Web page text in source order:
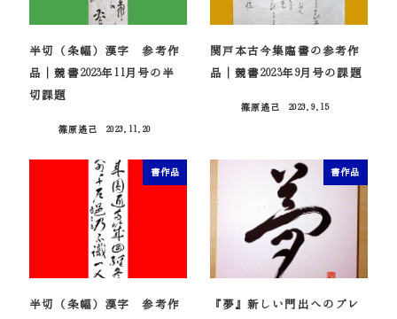
半切（条幅）漢字 参考作
品｜競書2023年11月号の半
切課題
篠原遙己
2023.11.20
関戸本古今集臨書の参考作
品｜競書2023年9月号の課題
篠原遙己
2023.9.15
書作品
半切（条幅）漢字 参考作
書作品
『夢』新しい門出へのプレ